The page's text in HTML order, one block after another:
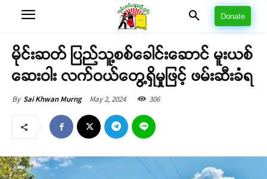
Donate
မိုင်းဆတ် ပြည်သူ့စစ်ခေါင်းဆောင် မူးယစ်
ဆေးဝါး လက်ဝယ်တွေ့ရှိမှုဖြင့် ဖမ်းဆီးခံရ
By Sai Khwan Murng May 2, 2024 306